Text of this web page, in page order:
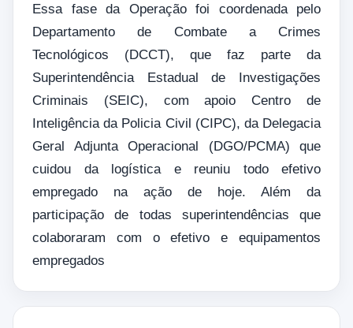
Essa fase da Operação foi coordenada pelo
Departamento de Combate a Crimes
Tecnológicos (DCCT), que faz parte da
Superintendência Estadual de Investigações
Criminais (SEIC), com apoio Centro de
Inteligência da Policia Civil (CIPC), da Delegacia
Geral Adjunta Operacional (DGO/PCMA) que
cuidou da logística e reuniu todo efetivo
empregado na ação de hoje. Além da
participação de todas superintendências que
colaboraram com o efetivo e equipamentos
empregados